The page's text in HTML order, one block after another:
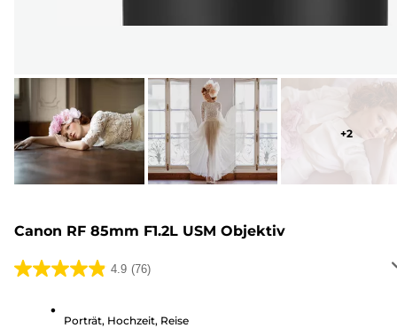
+2
Canon RF 85mm F1.2L USM Objektiv
4.9 (76)
4.9
Porträt, Hochzeit, Reise